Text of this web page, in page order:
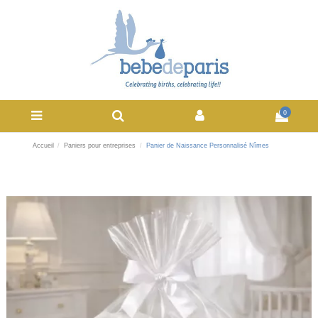
0
Accueil Paniers pour entreprises Panier de Naissance Personnalisé Nîmes